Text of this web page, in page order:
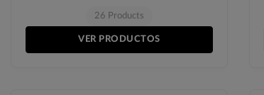
26 Products
VER PRODUCTOS